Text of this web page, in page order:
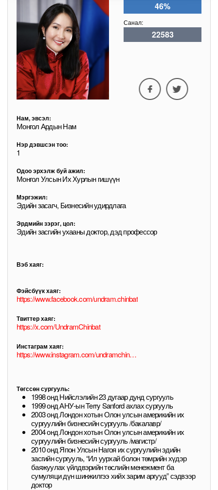
46%
Санал:
22583
Нам, эвсэл:
Монгол Ардын Нам
Нэр дэвшсэн тоо:
1
Одоо эрхэлж буй ажил:
Монгол Улсын Их Хурлын гишүүн
Мэргэжил:
Эдийн засагч, Бизнесийн удирдлага
Эрдмийн зэрэг, цол:
Эдийн засгийн ухааны доктор, дэд профессор
Вэб хаяг:
Фэйсбүүк хаяг:
https://www.facebook.com/undram.chinbat
Твиттер хаяг:
https://x.com/UndramChinbat
Инстаграм хаяг:
https://www.instagram.com/undramchinbat/
Төгссөн сургууль:
1998 онд Нийслэлийн 23 дугаар дунд сургууль
1999 онд АНУ-ын Terry Sanford ахлах сургууль
2003 онд Лондон хотын Олон улсын америкийн их
сургуулийн бизнесийн сургууль /бакалавр/
2004 онд Лондон хотын Олон улсын америкийн их
сургуулийн бизнесийн сургууль /магистр/
2010 онд Япон Улсын Нагоя их сургуулийн эдийн
засгийн сургууль, “Ил уурхай болон төмрийн хүдэр
баяжуулах үйлдвэрийн төслийн менежмент ба
сумуляци дүн шинжилгээ хийх зарим аргууд” сэдвээр
доктор